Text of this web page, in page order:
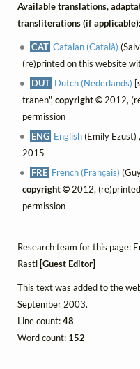
Available translations,
transliterations (if applicable):
CAT Catalan (Català)
(re)printed on this website
DUT Dutch (Nederlands)
tranen",copyright ©2012,
permission
ENG English(Emily Ezust)
2015
FRE French (Français)
copyright ©2012,
permission
Research team for this page:
Rastl[Guest Editor]
This text was added to the
September 2003.
Line count:48
Word count: 152